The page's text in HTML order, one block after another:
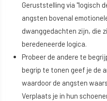
Geruststelling via "logisch
angsten bovenal
dwanggedachten zijn, die
beredeneerde logica.
Probeer de andere te
begrip te tonen geef je de
waardoor de angsten
Verplaats je in hun